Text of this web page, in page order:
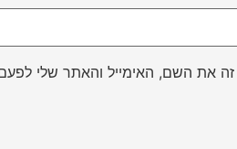
את השם, האימייל והאתר שלי